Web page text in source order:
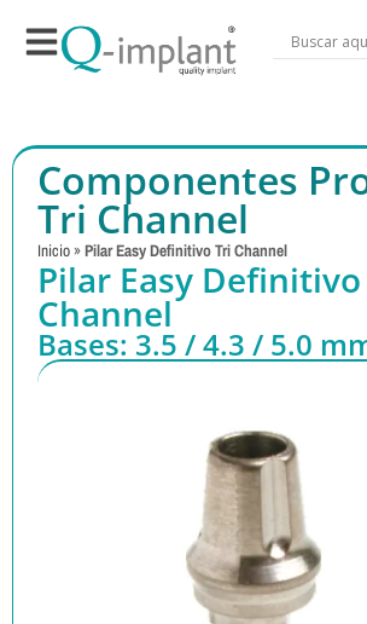
Componentes
Tri Channel
Inicio »Pilar Easy Definitivo Tri Channel
Pilar Easy
Channel
Bases: 3.5 / 4.3 / 5.0